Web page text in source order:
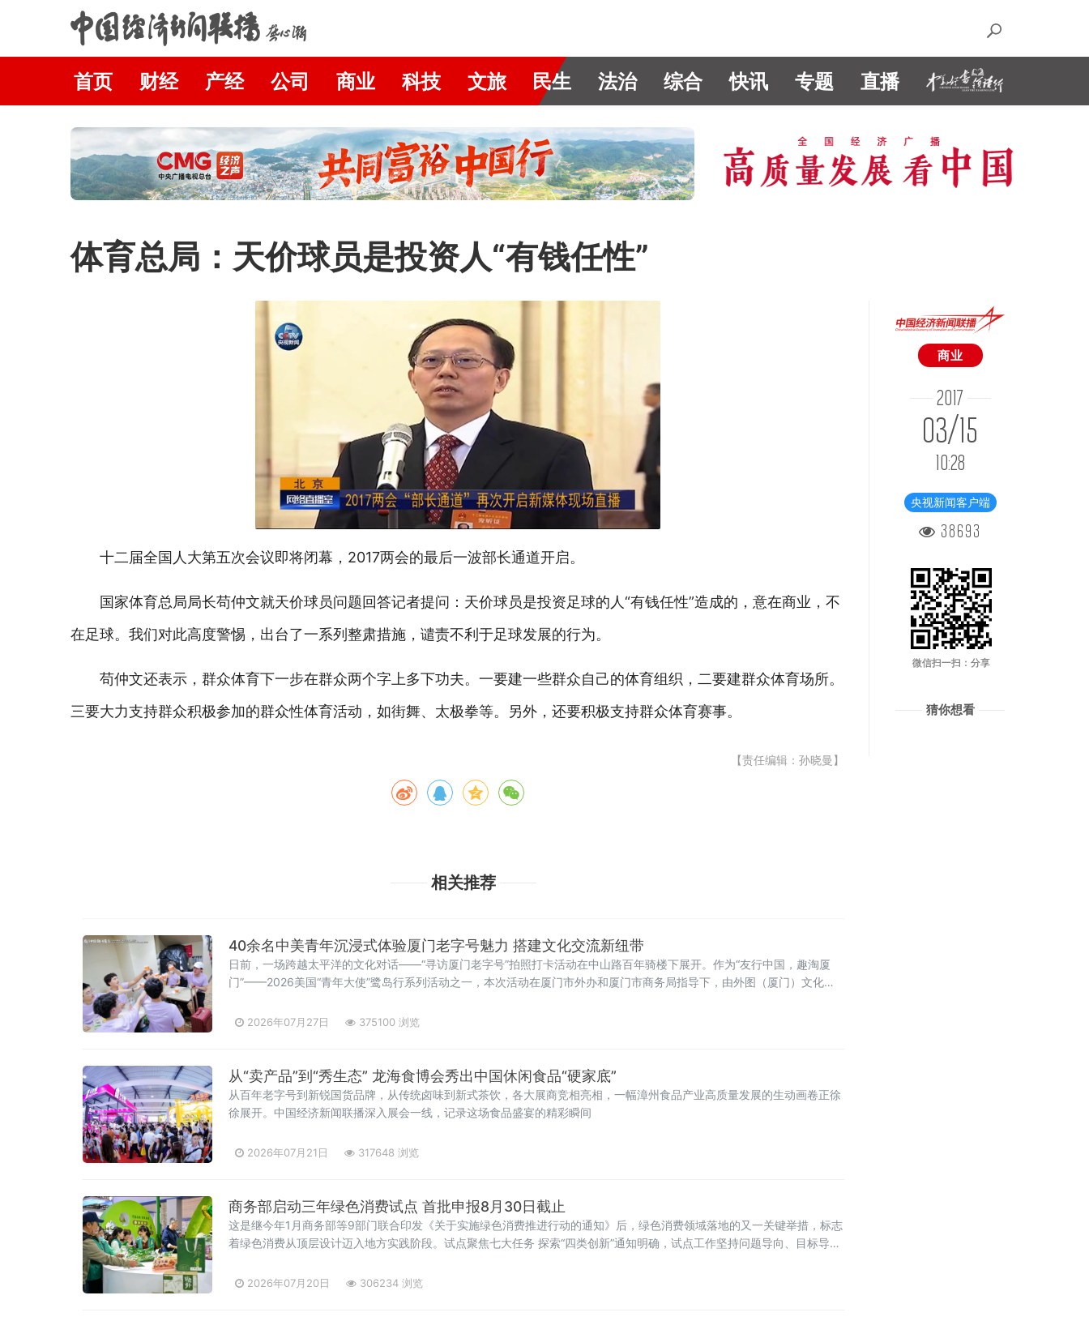
首页 财经 产经 公司 商业 科技 文旅 民生 法治 综合 快讯 专题 直播
体育总局：天价球员是投资人“有钱任性”
十二届全国人大第五次会议即将闭幕，2017两会的最后一波部长通道开启。
国家体育总局局长苟仲文就天价球员问题回答记者提问：天价球员是投资足球的人“有钱任性”造成的，意在商业，不
在足球。我们对此高度警惕，出台了一系列整肃措施，谴责不利于足球发展的行为。
苟仲文还表示，群众体育下一步在群众两个字上多下功夫。一要建一些群众自己的体育组织，二要建群众体育场所。
三要大力支持群众积极参加的群众性体育活动，如街舞、太极拳等。另外，还要积极支持群众体育赛事。
【责任编辑：孙晓曼】
相关推荐
40余名中美青年沉浸式体验厦门老字号魅力 搭建文化交流新纽带
日前，一场跨越太平洋的文化对话——“寻访厦门老字号”拍照打卡活动在中山路百年骑楼下展开。作为“友行中国，趣淘厦
门”——2026美国“青年大使”鹭岛行系列活动之一，本次活动在厦门市外办和厦门市商务局指导下，由外图（厦门）文化传
2026年07月27日 375100 浏览
从“卖产品”到“秀生态” 龙海食博会秀出中国休闲食品“硬家底”
从百年老字号到新锐国货品牌，从传统卤味到新式茶饮，各大展商竞相亮相，一幅漳州食品产业高质量发展的生动画卷正徐
徐展开。中国经济新闻联播深入展会一线，记录这场食品盛宴的精彩瞬间
2026年07月21日 317648 浏览
商务部启动三年绿色消费试点 首批申报8月30日截止
这是继今年1月商务部等9部门联合印发《关于实施绿色消费推进行动的通知》后，绿色消费领域落地的又一关键举措，标志
着绿色消费从顶层设计迈入地方实践阶段。试点聚焦七大任务 探索“四类创新”通知明确，试点工作坚持问题导向、目标导
2026年07月20日 306234 浏览
商业
2017
03/15
10:28
央视新闻客户端
38693
微信扫一扫：分享
猜你想看